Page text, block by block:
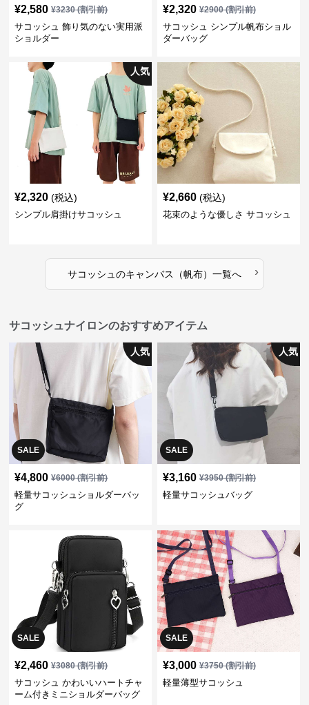
¥2,580 ¥3230(割引前)
サコッシュ 飾り気のない実用派
ショルダー
¥2,320 ¥2900(割引前)
サコッシュ シンプル帆布ショル
ダーバッグ
人気
¥2,320 (税込)
シンプル肩掛けサコッシュ
¥2,660 (税込)
花束のような優しさ サコッシュ
サコッシュ のキャンバス（帆布） 一覧へ ›
サコッシュナイロンのおすすめアイテム
SALE
人気
¥4,800 ¥6000(割引前)
軽量サコッシュショルダーバッ
グ
SALE
人気
¥3,160 ¥3950(割引前)
軽量サコッシュバッグ
SALE
¥2,460 ¥3080(割引前)
サコッシュ かわいいハートチャ
ーム付きミニショルダーバッグ
SALE
¥3,000 ¥3750(割引前)
軽量薄型サコッシュ